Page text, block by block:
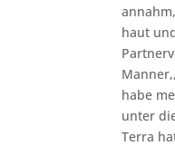
haut
habe
unter
Terra